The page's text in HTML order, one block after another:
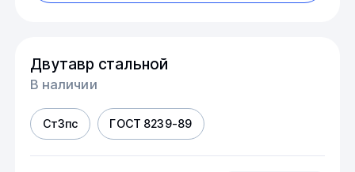
Двутавр стальной
В наличии
Ст3пс ГОСТ 8239-89